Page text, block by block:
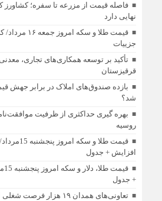
فاصله قیمت از مزرعه تا سفره؛ کشاورز
نهایی دارد
قیمت طلا و
جزییات
تأکید بر توسعه همکاری‌های تجاری، معدنی
قرقیزستان
بازده صندوق‌های املاک در برابر جهش
شد؟
بهره گیری حداکثری از ظرفیت
روسیه
قیمت طلا و
افزایش + جدول
+ جدول
تعاونی‌های همدان ۱۹ هزار فرصت شغلی ایجاد کرده‌اند